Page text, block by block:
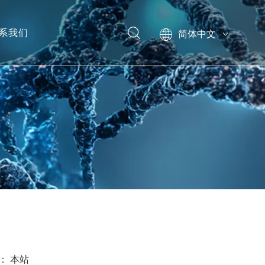
我们
简体中文
English
本站